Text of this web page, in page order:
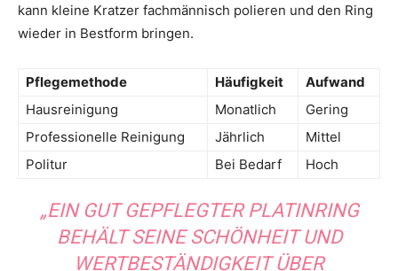
kann kleine Kratzer fachmännisch polieren und den Ring
wieder in Bestform bringen.
Pflegemethode Häufigkeit
Aufwand
Hausreinigung
Monatlich
Gering
Professionelle Reinigung
Jährlich
Mittel
Politur
Bei Bedarf Hoch
„EIN GUT GEPFLEGTER PLATINRING
BEHÄLT SEINE SCHÖNHEIT UND
WERTBESTÄNDIGKEIT ÜBER